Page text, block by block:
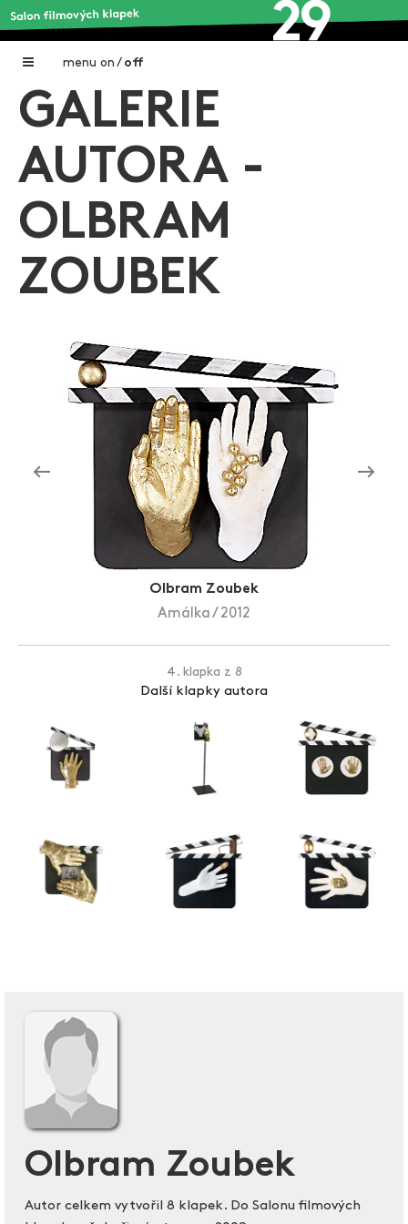
menu on / off
Home
Galerie filmových klapek
Autoři filmových klapek
O projektu
Aukce filmových klapek
Aktuality
Zlín Film Festival
GALERIE
AUTORA -
OLBRAM
ZOUBEK
Olbram Zoubek
Amálka / 2012
4. klapka z 8
Další klapky autora
Olbram Zoubek
Autor celkem vytvořil 8 klapek. Do Salonu filmových